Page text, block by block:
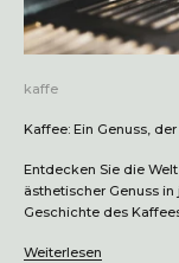
kaffe
Kaffee: Ein Genuss,
Entdecken Sie die
ästhetischer Genuss
Geschichte des
Weiterlesen